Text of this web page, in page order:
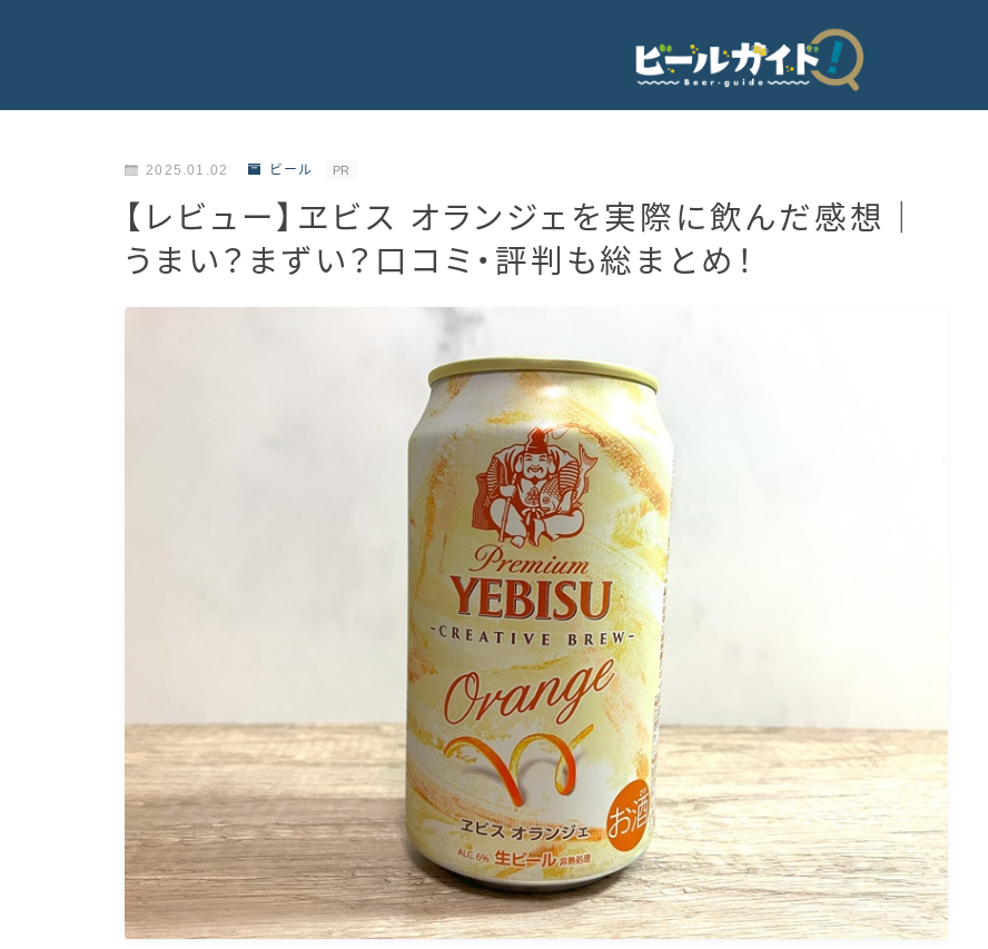
ビール
発泡酒
ビールのサブスク
HOPPIN’ GARAGE
ノンアルコールビール
微アルコール
2025.01.02 ビール PR
【レビュー】ヱビス オランジェを実際に飲んだ感想｜
うまい？まずい？口コミ・評判も総まとめ！